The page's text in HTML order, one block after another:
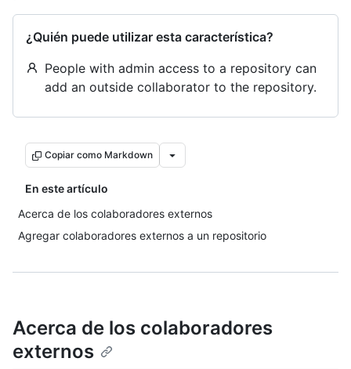
¿Quién puede utilizar esta característica?
People with admin access to a repository can
add an outside collaborator to the repository.
Copiar como Markdown
En este artículo
Acerca de los colaboradores externos
Agregar colaboradores externos a un repositorio
Acerca de los colaboradores
externos